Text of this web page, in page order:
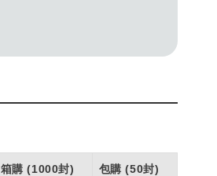
箱購 (1000封) 包購 (50封)